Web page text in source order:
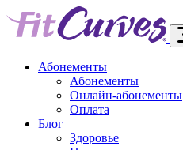
Абонементы
Абонементы
Онлайн-абонементы
Оплата
Блог
Здоровье